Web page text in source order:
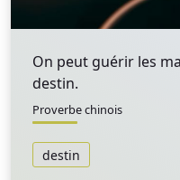
On peut guérir les
destin.
Proverbe chinois
destin